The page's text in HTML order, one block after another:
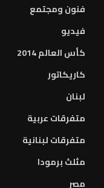
فنون ومجتمع
فيديو
كأس العالم 2014
كاريكاتور
لبنان
متفرقات عربية
متفرقات لبنانية
مثلث برمودا
مصر